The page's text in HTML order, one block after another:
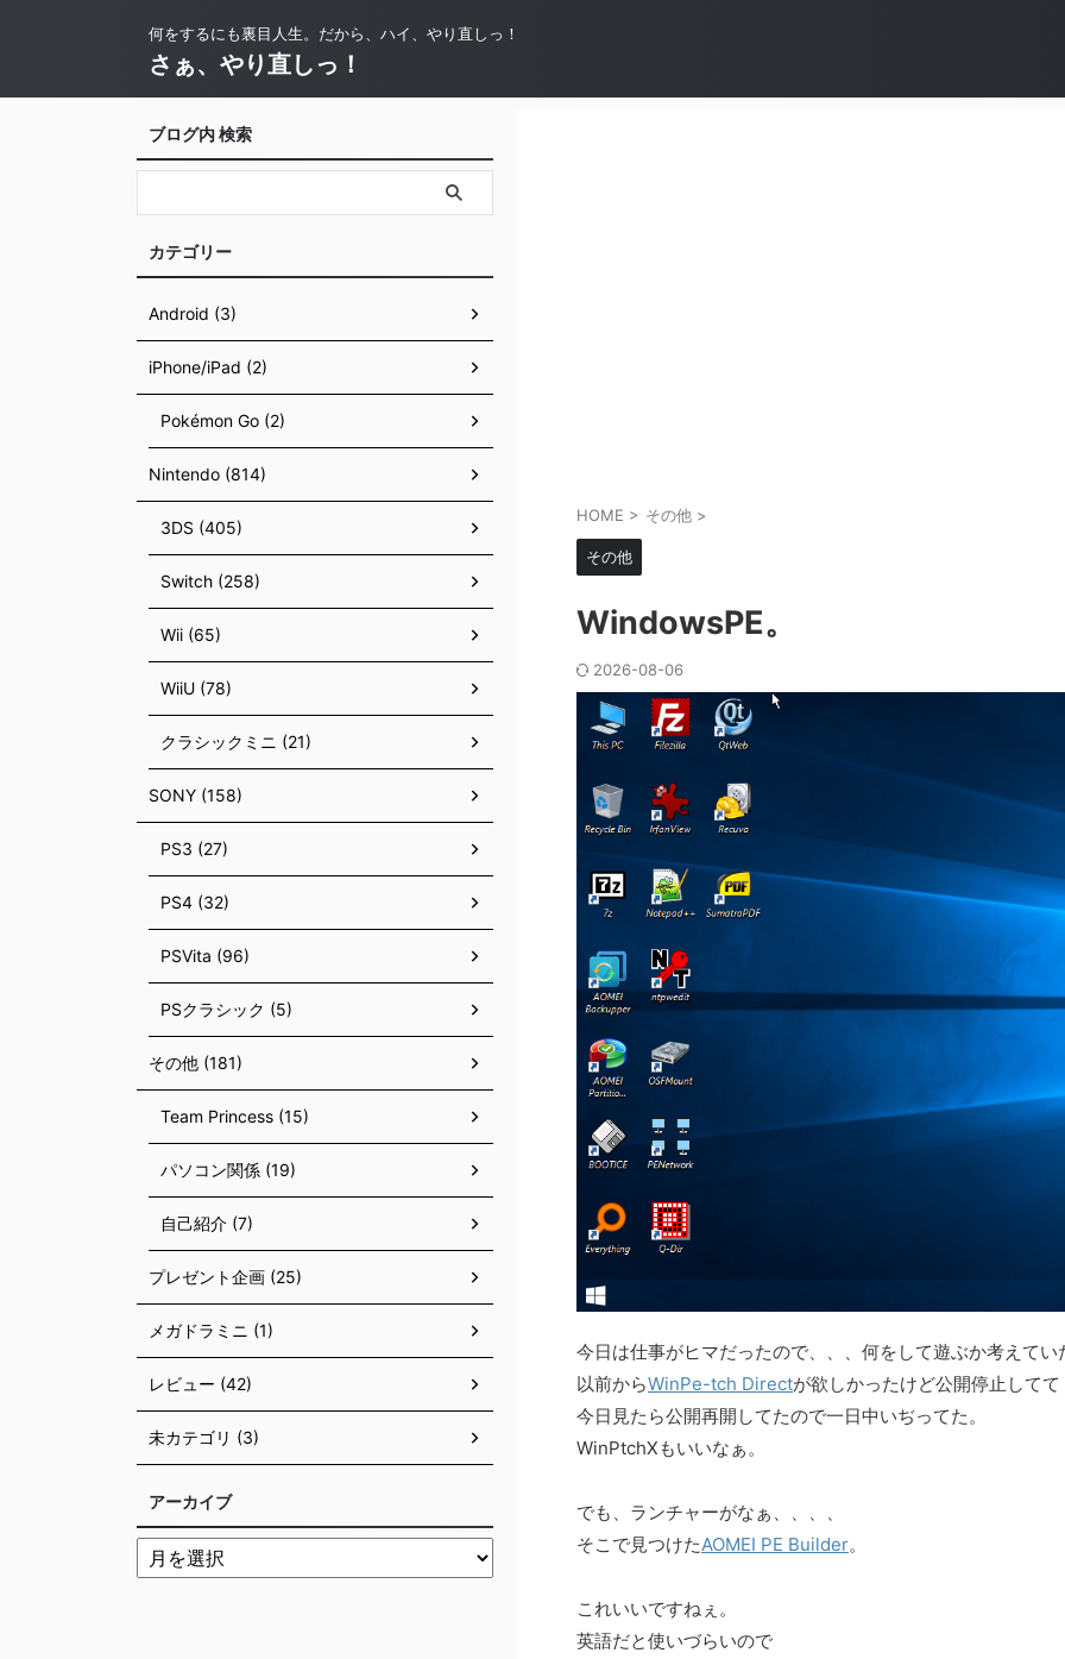
何をするにも裏目人生。だから、ハイ、やり直しっ！
さぁ、やり直しっ！
HOME > その他 >
その他
WindowsPE。
2026-08-06
今日は仕事がヒマだったので、、、何をして遊ぶか考えてい
以前からWinPe-tch Directが欲しかったけど公開停止してて
今日見たら公開再開してたので一日中いぢってた。
WinPtchXもいいなぁ。
でも、ランチャーがなぁ、、、、
そこで見つけたAOMEI PE Builder。
これいいですねぇ。
英語だと使いづらいので
ブログ内 検索
カテゴリー
Android (3)
iPhone/iPad (2)
Pokémon Go (2)
Nintendo (814)
3DS (405)
Switch (258)
Wii (65)
WiiU (78)
クラシックミニ (21)
SONY (158)
PS3 (27)
PS4 (32)
PSVita (96)
PSクラシック (5)
その他 (181)
Team Princess (15)
パソコン関係 (19)
自己紹介 (7)
プレゼント企画 (25)
メガドラミニ (1)
レビュー (42)
未カテゴリ (3)
アーカイブ